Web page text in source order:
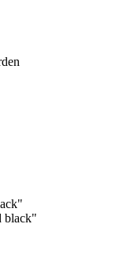
black"